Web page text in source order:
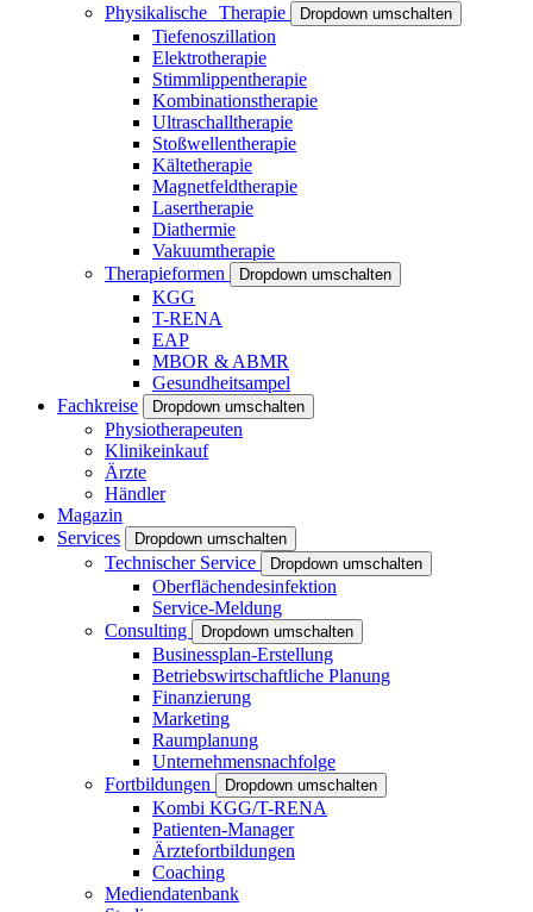
Physikalische Therapie
Dropdown umschalten
Tiefenoszillation
Elektrotherapie
Stimmlippentherapie
Kombinationstherapie
Ultraschalltherapie
Stoßwellentherapie
Kältetherapie
Magnetfeldtherapie
Lasertherapie
Diathermie
Vakuumtherapie
Therapieformen
Dropdown umschalten
KGG
T-RENA
EAP
MBOR & ABMR
Gesundheitsampel
Fachkreise
Dropdown umschalten
Physiotherapeuten
Klinikeinkauf
Ärzte
Händler
Magazin
Services
Dropdown umschalten
Technischer Service Dropdown umschalten
Oberflächendesinfektion
Service-Meldung
Consulting
Dropdown umschalten
Businessplan-Erstellung
Betriebswirtschaftliche Planung
Finanzierung
Marketing
Raumplanung
Unternehmensnachfolge
Fortbildungen
Dropdown umschalten
Kombi KGG/T-RENA
Patienten-Manager
Ärztefortbildungen
Coaching
Mediendatenbank